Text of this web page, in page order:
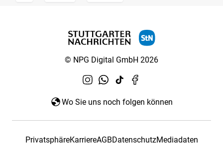
© NPG Digital GmbH 2026
Wo Sie uns noch folgen können
PrivatsphäreKarriereAGBDatenschutzMediadaten